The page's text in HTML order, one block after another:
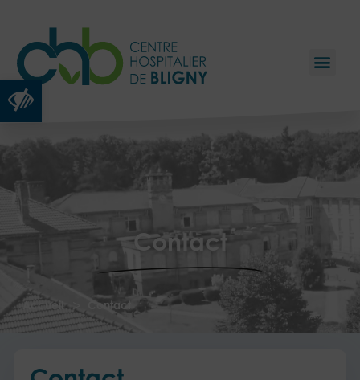
Ouvrir la barre d’outils
Contact
Accueil > Contact